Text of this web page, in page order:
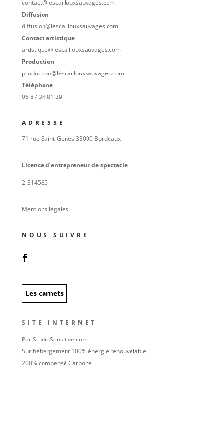
contact@lescaillouxsauvages.com
Diffusion
diffusion@lescaillouxsauvages.com
Contact artistique
artistique@lescaillouxsauvages.com
Production
production@lescaillouxsauvages.com
Téléphone
06 87 34 81 39
ADRESSE
71 rue Saint-Genes 33000 Bordeaux
Licence d’entrepreneur de spectacle
2-314585
Mentions légales
NOUS SUIVRE
Les carnets
SITE INTERNET
Par StudioSensitive.com
Sur hébergement 100% énergie renouvelable
200% compensé Carbone